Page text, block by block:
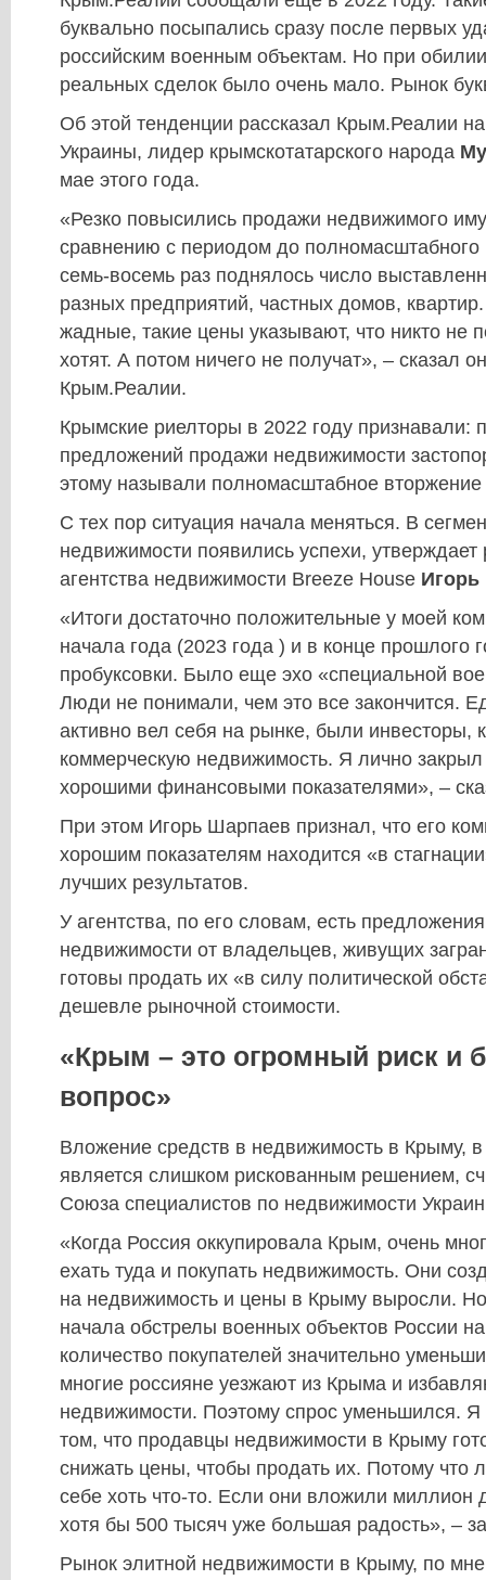
буквально посыпались сразу после первых
российским военным объектам. Но при
реальных сделок было очень мало. Рынок
Об этой тенденции рассказал Крым.Реалии
Украины, лидер крымскотатарского народа
мае этого года.
«Резко повысились продажи недвижимого
сравнению с периодом до полномасштабного
семь-восемь раз поднялось число
разных предприятий, частных домов,
жадные, такие цены указывают, что никто не
хотят. А потом ничего не получат», – сказал
Крым.Реалии.
Крымские риелторы в 2022 году признавали:
предложений продажи недвижимости
этому называли полномасштабное вторжение
С тех пор ситуация начала меняться. В
недвижимости появились успехи, утверждает
агентства недвижимости Breeze House
«Итоги достаточно положительные у моей
начала года (2023 года ) и в конце прошлого
пробуксовки. Было еще эхо «специальной
Люди не понимали, чем это все закончится.
активно вел себя на рынке, были инвесторы,
коммерческую недвижимость. Я лично закрыл
хорошими финансовыми показателями», –
При этом Игорь Шарпаев признал, что его
хорошим показателям находится «в
лучших результатов.
У агентства, по его словам, есть
недвижимости от владельцев, живущих
готовы продать их «в силу политической
дешевле рыночной стоимости.
«Крым – это огромный риск и
вопрос»
Вложение средств в недвижимость в Крыму,
является слишком рискованным решением,
Союза специалистов по недвижимости
«Когда Россия оккупировала Крым, очень
ехать туда и покупать недвижимость. Они
на недвижимость и цены в Крыму выросли. Но
начала обстрелы военных объектов России
количество покупателей значительно
многие россияне уезжают из Крыма и
недвижимости. Поэтому спрос уменьшился.
том, что продавцы недвижимости в Крыму
снижать цены, чтобы продать их. Потому что
себе хоть что-то. Если они вложили миллион
хотя бы 500 тысяч уже большая радость», –
Рынок элитной недвижимости в Крыму, по